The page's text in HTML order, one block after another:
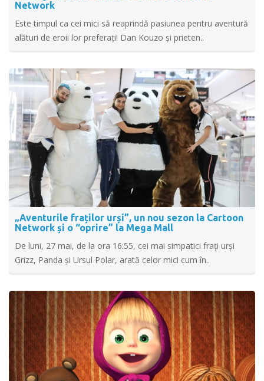
Network
Este timpul ca cei mici să reaprindă pasiunea pentru aventură
alături de eroii lor preferați! Dan Kouzo și prieten..
„Aventurile fraților urși”, un nou sezon la Cartoon
Network și o “oprire” la Mega Mall
De luni, 27 mai, de la ora 16:55, cei mai simpatici frați urși
Grizz, Panda și Ursul Polar, arată celor mici cum în..